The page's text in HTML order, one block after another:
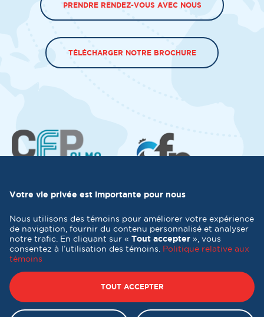
PRENDRE RENDEZ-VOUS AVEC NOUS
TÉLÉCHARGER NOTRE BROCHURE
Politique de confidentialité|Mes préférences cookies
Votre vie privée est importante pour nous
Nous utilisons des témoins pour améliorer votre expérience
de navigation, fournir du contenu personnalisé et analyser
notre trafic. En cliquant sur « Tout accepter », vous
consentez à l’utilisation des témoins. Politique relative aux
témoins
TOUT ACCEPTER